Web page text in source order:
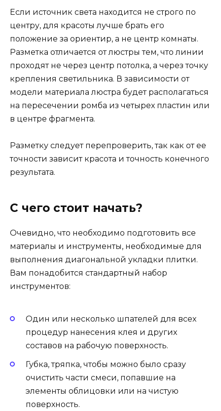
Если источник света находится не строго по
центру, для красоты лучше брать его
положение за ориентир, а не центр комнаты.
Разметка отличается от люстры тем, что линии
проходят не через центр потолка, а через точку
крепления светильника. В зависимости от
модели материала люстра будет располагаться
на пересечении ромба из четырех пластин или
в центре фрагмента.
Разметку следует перепроверить, так как от ее
точности зависит красота и точность конечного
результата.
С чего стоит начать?
Очевидно, что необходимо подготовить все
материалы и инструменты, необходимые для
выполнения диагональной укладки плитки.
Вам понадобится стандартный набор
инструментов:
Один или несколько шпателей для всех
процедур нанесения клея и других
составов на рабочую поверхность.
Губка, тряпка, чтобы можно было сразу
очистить части смеси, попавшие на
элементы облицовки или на чистую
поверхность.